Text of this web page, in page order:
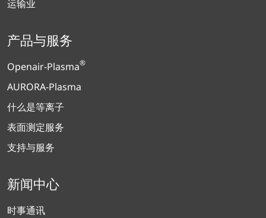
运输业
产品与服务
Openair-Plasma®
AURORA-Plasma
什么是等离子
表面测定服务
支持与服务
新闻中心
时事通讯